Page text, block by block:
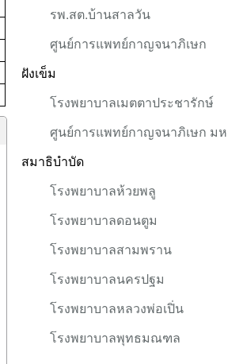
รพ.สต.บ้านสาลวัน
ศูนย์การแพทย์กาญจนาภิเษก
ฝังเข็ม
โรงพยาบาลเมตตาประชารักษ์
ศูนย์การแพทย์กาญจนาภิเษก ม
สมาธิบำบัด
โรงพยาบาลห้วยพลู
โรงพยาบาลดอนตูม
โรงพยาบาลสามพราน
โรงพยาบาลนครปฐม
โรงพยาบาลหลวงพ่อเปิ่น
โรงพยาบาลพุทธมณฑล